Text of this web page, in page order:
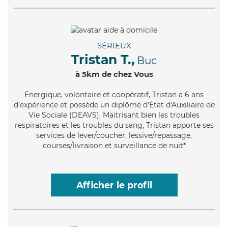
SÉRIEUX
Tristan T., Buc
à 5km de chez Vous
Énergique, volontaire et coopératif, Tristan a 6 ans
d'expérience et possède un diplôme d'État d'Auxiliaire de
Vie Sociale (DEAVS). Maitrisant bien les troubles
respiratoires et les troubles du sang, Tristan apporte ses
services de lever/coucher, lessive/repassage,
courses/livraison et surveillance de nuit*
Afficher le profil